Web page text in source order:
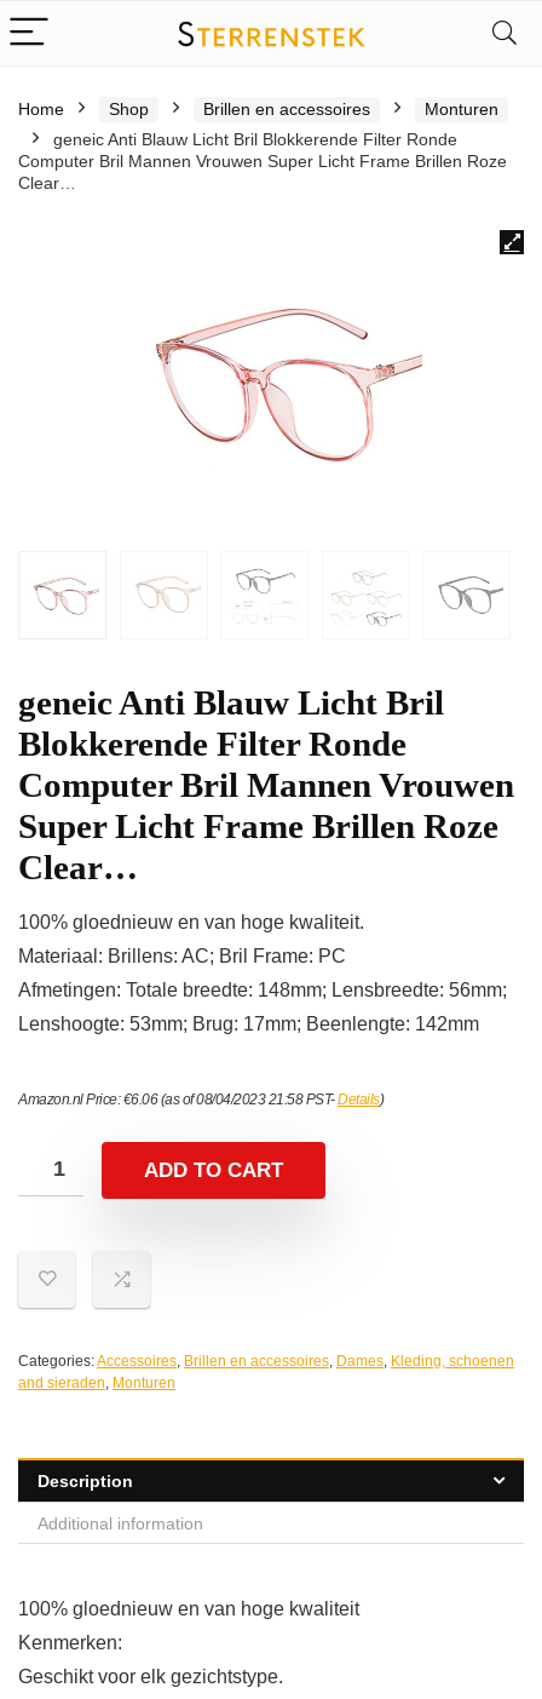
Home Shop Brillen en accessoires
Monturen
geneic Anti Blauw Licht Bril Blokkerende Filter Ronde
Computer Bril Mannen Vrouwen Super Licht Frame Brillen Roze
Clear…
geneic Anti Blauw Licht Bril
Blokkerende Filter Ronde
Computer Bril Mannen Vrouwen
Super Licht Frame Brillen Roze
Clear…
100% gloednieuw en van hoge kwaliteit.
Materiaal: Brillens: AC; Bril Frame: PC
Afmetingen: Totale breedte: 148mm; Lensbreedte: 56mm;
Lenshoogte: 53mm; Brug: 17mm; Beenlengte: 142mm
Amazon.nl Price:€6.06(as of 08/04/2023 21:58 PST-Details)
ADD TO CART
Categories:Accessoires, Brillen en accessoires, Dames, Kleding, schoenen
and sieraden, Monturen
Description
Additional information
100% gloednieuw en van hoge kwaliteit
Kenmerken:
Geschikt voor elk gezichtstype.